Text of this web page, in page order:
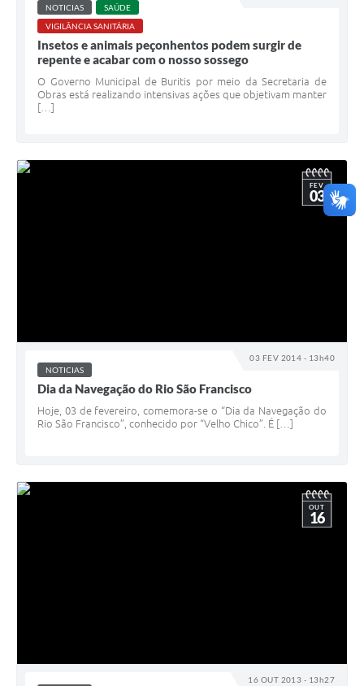
NOTICIAS
SAÚDE
VIGILÂNCIA SANITÁRIA
Insetos e animais peçonhentos podem surgir de
repente e acabar com o nosso sossego
O Governo Municipal de Buritis por meio da Secretaria de
Obras está realizando intensivas ações que objetivam manter
[…]
03 FEV 2014 - 13h40
FEV
03
NOTICIAS
Dia da Navegação do Rio São Francisco
Hoje, 03 de fevereiro, comemora-se o “Dia da Navegação do
Rio São Francisco”, conhecido por “Velho Chico”. É […]
16 OUT 2013 - 13h27
OUT
16